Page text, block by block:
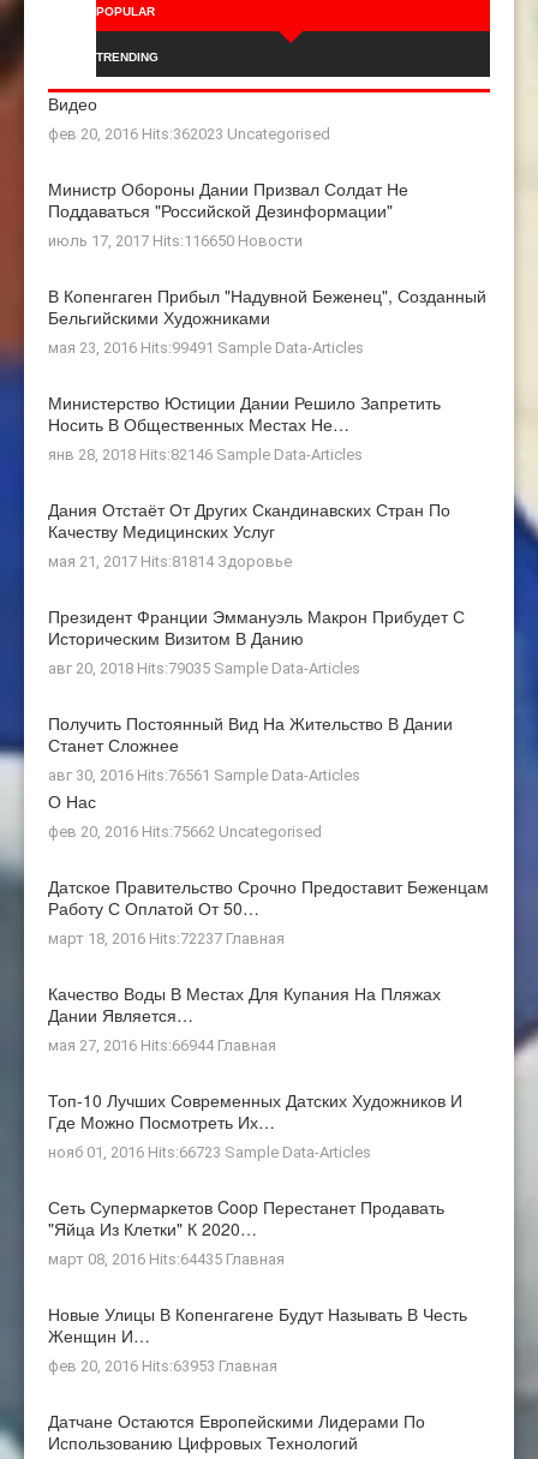
POPULAR
TRENDING
Видео
фев 20, 2016 Hits:362023 Uncategorised
Министр Обороны Дании Призвал Солдат Не
Поддаваться "российской Дезинформации"
июль 17, 2017 Hits:116650 Новости
В Копенгаген Прибыл "Надувной Беженец", Созданный
Бельгийскими Художниками
мая 23, 2016 Hits:99491 Sample Data-Articles
Министерство Юстиции Дании Решило Запретить
Носить В Общественных Местах Не…
янв 28, 2018 Hits:82146 Sample Data-Articles
Дания Отстаёт От Других Скандинавских Стран По
Качеству Медицинских Услуг
мая 21, 2017 Hits:81814 Здоровье
Президент Франции Эммануэль Макрон Прибудет С
Историческим Визитом В Данию
авг 20, 2018 Hits:79035 Sample Data-Articles
Получить Постоянный Вид На Жительство В Дании
Станет Сложнее
авг 30, 2016 Hits:76561 Sample Data-Articles
О Нас
фев 20, 2016 Hits:75662 Uncategorised
Датское Правительство Срочно Предоставит Беженцам
Работу С Оплатой От 50…
март 18, 2016 Hits:72237 Главная
Качество Воды В Местах Для Купания На Пляжах
Дании Является…
мая 27, 2016 Hits:66944 Главная
Топ-10 Лучших Современных Датских Художников И
Где Можно Посмотреть Их…
нояб 01, 2016 Hits:66723 Sample Data-Articles
Сеть Супермаркетов Coop Перестанет Продавать
"яйца Из Клетки" К 2020…
март 08, 2016 Hits:64435 Главная
Новые Улицы В Копенгагене Будут Называть В Честь
Женщин И…
фев 20, 2016 Hits:63953 Главная
Датчане Остаются Европейскими Лидерами По
Использованию Цифровых Технологий